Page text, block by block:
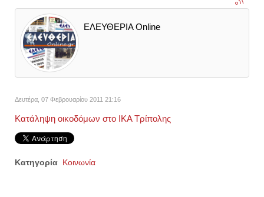
ΕΛΕΥΘΕΡΙΑ Online
Δευτέρα, 07 Φεβρουαρίου 2011 21:16
Κατάληψη οικοδόμων στο ΙΚΑ Τρίπολης
Κατηγορία Κοινωνία